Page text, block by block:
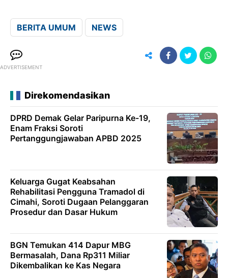
BERITA UMUM NEWS
ADVERTISEMENT
Direkomendasikan
DPRD Demak Gelar Paripurna Ke-19,
Enam Fraksi Soroti
Pertanggungjawaban APBD 2025
Keluarga Gugat Keabsahan
Rehabilitasi Pengguna Tramadol di
Cimahi, Soroti Dugaan Pelanggaran
Prosedur dan Dasar Hukum
BGN Temukan 414 Dapur MBG
Bermasalah, Dana Rp311 Miliar
Dikembalikan ke Kas Negara